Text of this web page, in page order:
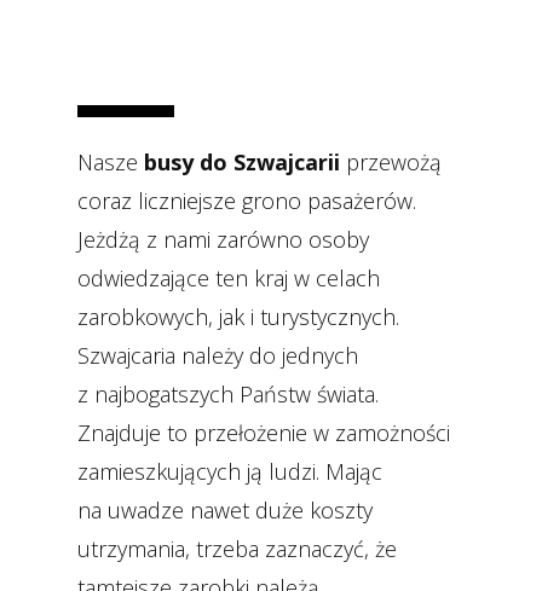
Nasze busy do Szwajcarii przewożą
coraz liczniejsze grono pasażerów.
Jeżdżą z nami zarówno osoby
odwiedzające ten kraj w celach
zarobkowych, jak i turystycznych.
Szwajcaria należy do jednych
z najbogatszych Państw świata.
Znajduje to przełożenie w zamożności
zamieszkujących ją ludzi. Mając
na uwadze nawet duże koszty
utrzymania, trzeba zaznaczyć, że